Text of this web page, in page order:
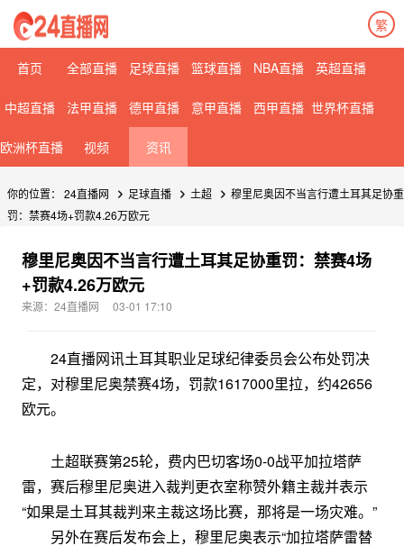
繁
首页 全部直播 足球直播 篮球直播 NBA直播 英超直播
中超直播 法甲直播 德甲直播 意甲直播 西甲直播 世界杯直播
欧洲杯直播 视频 资讯
你的位置： 24直播网 足球直播 土超
穆里尼奥因不当言行遭土耳其足协重
罚：禁赛4场+罚款4.26万欧元
穆里尼奥因不当言行遭土耳其足协重罚：禁赛4场
+罚款4.26万欧元
来源：24直播网 03-01 17:10
24直播网讯土耳其职业足球纪律委员会公布处罚决
定，对穆里尼奥禁赛4场，罚款1617000里拉，约42656
欧元。
土超联赛第25轮，费内巴切客场0-0战平加拉塔萨
雷，赛后穆里尼奥进入裁判更衣室称赞外籍主裁并表示
“如果是土耳其裁判来主裁这场比赛，那将是一场灾难。”
另外在赛后发布会上，穆里尼奥表示“加拉塔萨雷替